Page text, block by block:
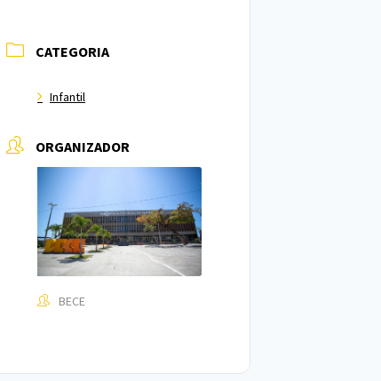
CATEGORIA
Infantil
ORGANIZADOR
BECE